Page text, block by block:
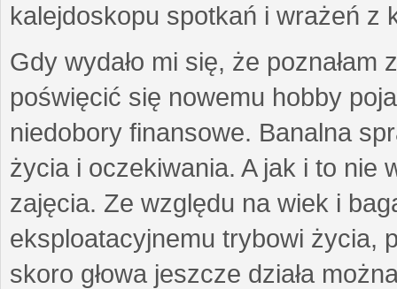
kalejdoskopu spotkań i wrażeń z
Gdy wydało mi się, że
poświęcić się nowemu hobby
niedobory finansowe. Banalna
życia i oczekiwania. A jak i to nie
zajęcia. Ze względu na wiek i
eksploatacyjnemu trybowi życia,
skoro głowa jeszcze działa